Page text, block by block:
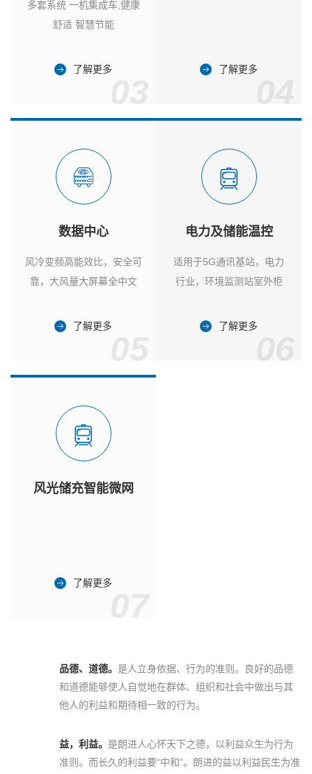
多套系统 一机集成车,健康
舒适 智慧节能
了解更多 了解更多
数据中心
风冷变频高能效比，安全可
靠，大风量大屏幕全中文
了解更多
电力及储能温控
适用于5G通讯基站，电力
行业，环境监测站室外柜
了解更多
风光储充智能微网
了解更多
品德、道德。 是人立身依据、行为的准则。良好的品德
和道德能够使人自觉地在群体、组织和社会中做出与其
他人的利益和期待相一致的行为。
益，利益。 是朗进人心怀天下之德，以利益众生为行为
准则。而长久的利益要“中和”。朗进的益以利益民生为准